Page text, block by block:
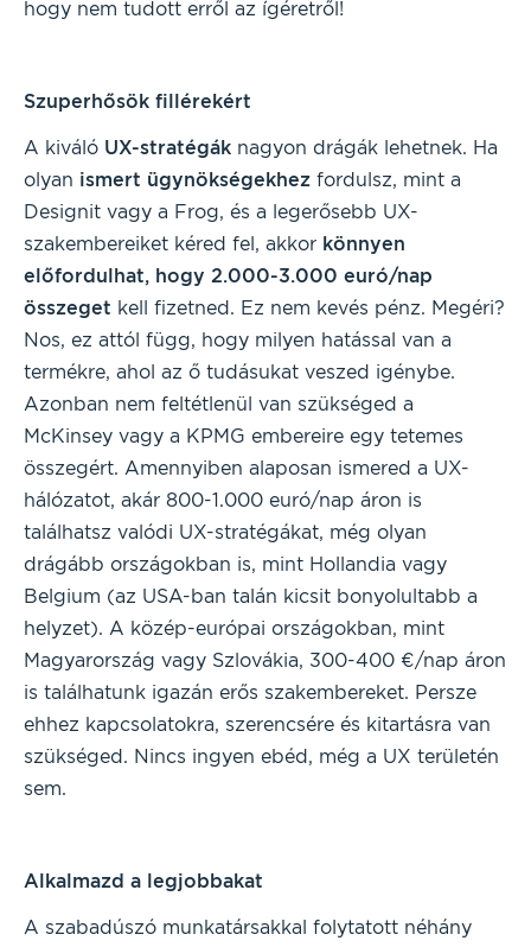
hogy nem tudott erről az ígéretről!
Szuperhősök fillérekért
A kiváló UX-stratégák nagyon drágák lehetnek. Ha
olyan ismert ügynökségekhez fordulsz, mint a
Designit vagy a Frog, és a legerősebb UX-
szakembereiket kéred fel, akkor könnyen
előfordulhat, hogy 2.000-3.000 euró/nap
összeget kell fizetned. Ez nem kevés pénz. Megéri?
Nos, ez attól függ, hogy milyen hatással van a
termékre, ahol az ő tudásukat veszed igénybe.
Azonban nem feltétlenül van szükséged a
McKinsey vagy a KPMG embereire egy tetemes
összegért. Amennyiben alaposan ismered a UX-
hálózatot, akár 800-1.000 euró/nap áron is
találhatsz valódi UX-stratégákat, még olyan
drágább országokban is, mint Hollandia vagy
Belgium (az USA-ban talán kicsit bonyolultabb a
helyzet). A közép-európai országokban, mint
Magyarország vagy Szlovákia, 300-400 €/nap áron
is találhatunk igazán erős szakembereket. Persze
ehhez kapcsolatokra, szerencsére és kitartásra van
szükséged. Nincs ingyen ebéd, még a UX területén
sem.
Alkalmazd a legjobbakat
A szabadúszó munkatársakkal folytatott néhány